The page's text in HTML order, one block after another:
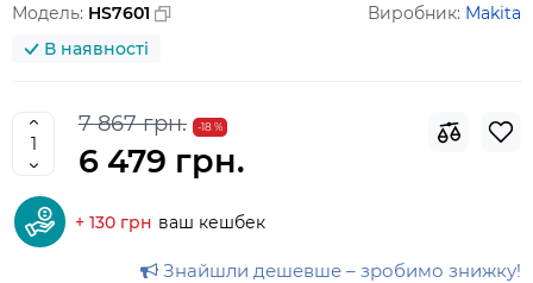
Модель: HS7601 Виробник: Makita
В наявності
7 867 грн. -18 %
6 479 грн.
+ 130 грн ваш кешбек
Знайшли дешевше – зробимо знижку!